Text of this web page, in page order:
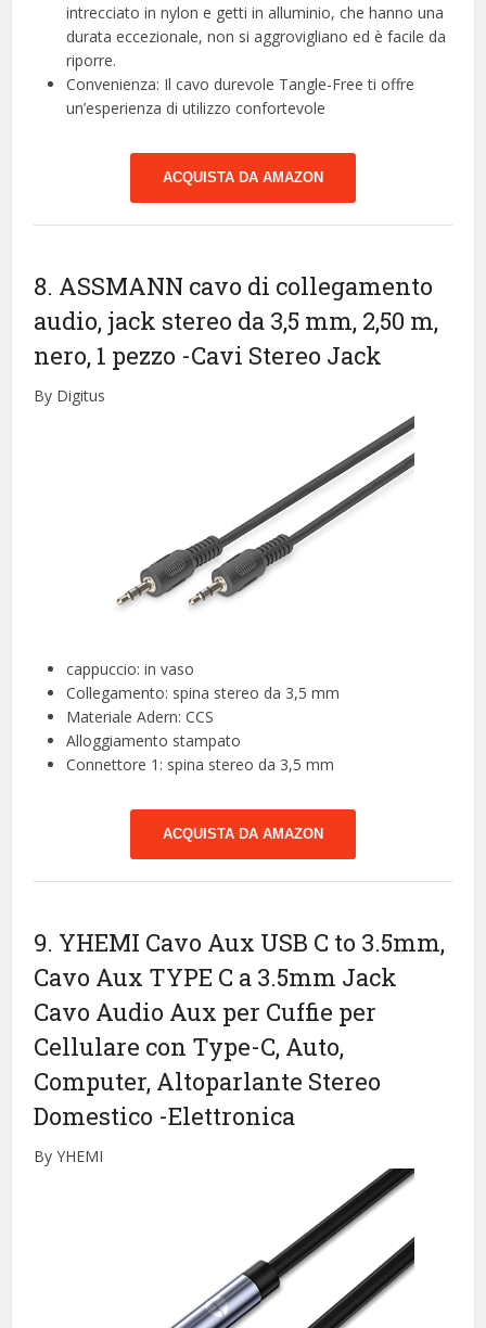
intrecciato in nylon e getti in alluminio, che hanno una
durata eccezionale, non si aggrovigliano ed è facile da
riporre.
Convenienza: Il cavo durevole Tangle-Free ti offre
un’esperienza di utilizzo confortevole
ACQUISTA DA AMAZON
8. ASSMANN cavo di collegamento
audio, jack stereo da 3,5 mm, 2,50 m,
nero, 1 pezzo -Cavi Stereo Jack
By Digitus
cappuccio: in vaso
Collegamento: spina stereo da 3,5 mm
Materiale Adern: CCS
Alloggiamento stampato
Connettore 1: spina stereo da 3,5 mm
ACQUISTA DA AMAZON
9. YHEMI Cavo Aux USB C to 3.5mm,
Cavo Aux TYPE C a 3.5mm Jack
Cavo Audio Aux per Cuffie per
Cellulare con Type-C, Auto,
Computer, Altoparlante Stereo
Domestico -Elettronica
By YHEMI